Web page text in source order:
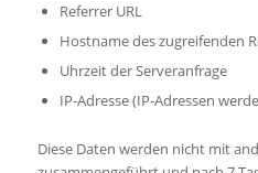
Referrer URL
Hostname des zugreifenden
Uhrzeit der Serveranfrage
IP-Adresse (IP-Adressen
Diese Daten werden nicht mit